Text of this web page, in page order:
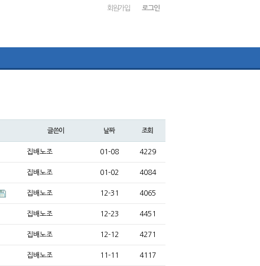
회원가입 로그인
글쓴이 날짜 조회
집배노조 01-08 4229
집배노조 01-02 4084
집배노조 12-31 4065
집배노조 12-23 4451
집배노조 12-12 4271
집배노조 11-11 4117